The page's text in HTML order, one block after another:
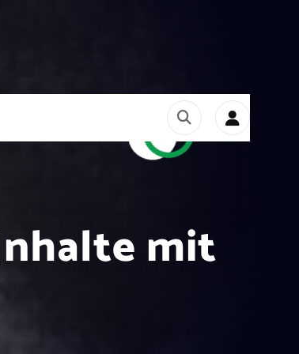
mit